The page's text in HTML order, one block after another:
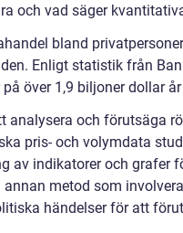
och vad säger
bland
Enligt statistik från
över 1,9 biljoner dollar
och förutsäga
pris- och volymdata
av indikatorer och grafer
metod som
händelser för att